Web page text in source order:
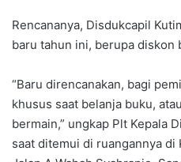
Rencananya, Disdukcapil
baru tahun ini, berupa diskon
“Baru direncanakan, bagi
khusus saat belanja buku,
bermain,” ungkap Plt Kepala
saat ditemui di ruangannya di